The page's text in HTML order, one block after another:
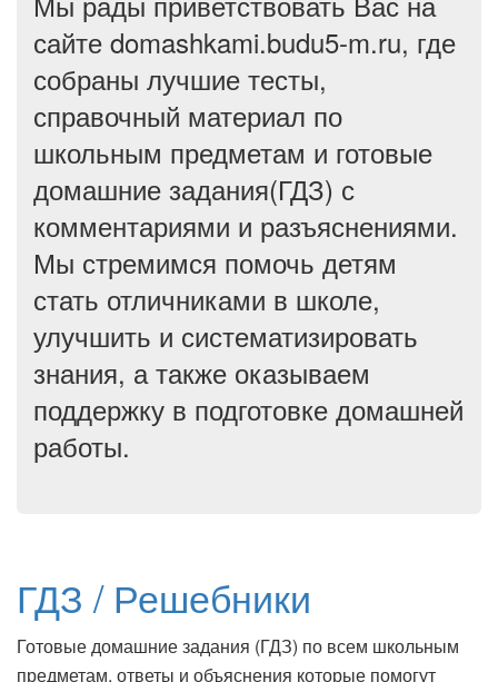
сайте domashkami.budu5-m.ru, где
собраны лучшие тесты,
справочный материал по
школьным предметам и готовые
домашние задания(ГДЗ) с
комментариями и разъяснениями.
Мы стремимся помочь детям
стать отличниками в школе,
улучшить и систематизировать
знания, а также оказываем
поддержку в подготовке домашней
работы.
ГДЗ / Решебники
Готовые домашние задания (ГДЗ) по всем школьным
предметам, ответы и объяснения которые помогут